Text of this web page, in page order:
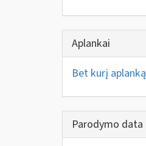
Aplankai
Bet kurį aplanką
Parodymo data